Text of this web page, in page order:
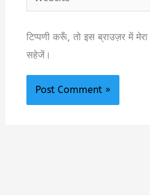
टिप्पणी करूँ, तो इस ब्राउज़र में
सहेजें।